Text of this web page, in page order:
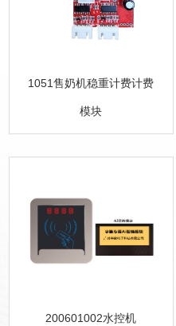
1051售奶机稳重计费计费
模块
200601002水控机